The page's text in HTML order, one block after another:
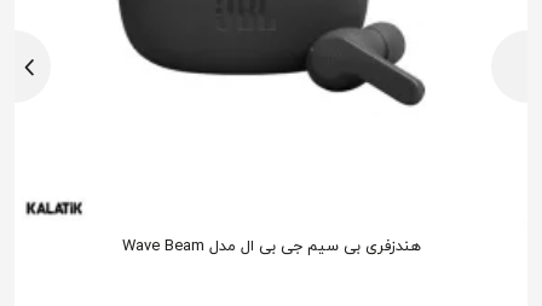
هندزفری بی سیم جی بی ال مدل Wave Beam